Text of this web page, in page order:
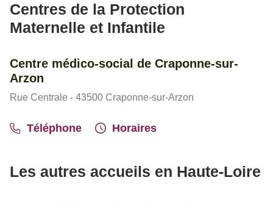
Centres de la Protection
Maternelle et Infantile
Centre médico-social de Craponne-sur-
Arzon
Rue Centrale - 43500 Craponne-sur-Arzon
Téléphone Horaires
Les autres accueils en Haute-Loire